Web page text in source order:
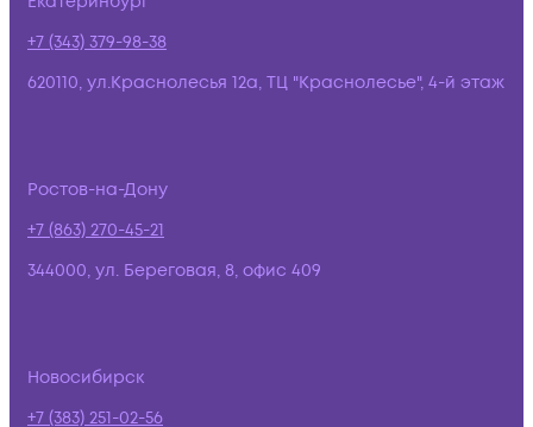
+7 (343) 379-98-38
620110, ул.Краснолесья 12а, ТЦ "Краснолесье", 4-й этаж
Ростов-на-Дону
+7 (863) 270-45-21
344000, ул. Береговая, 8, офис 409
Новосибирск
+7 (383) 251-02-56